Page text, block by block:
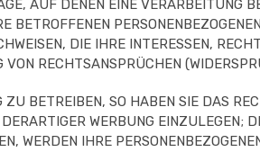
AUF DENEN EINE VERARBEITUNG
BETROFFENEN
DIE IHRE INTERESSEN,
RECHTSANSPRÜCHEN
BETREIBEN, SO HABEN SIE DAS
WERBUNG EINZULEGEN;
WERDEN IHRE